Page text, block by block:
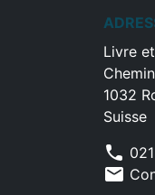
Livre
1032
Suisse
phone
mail